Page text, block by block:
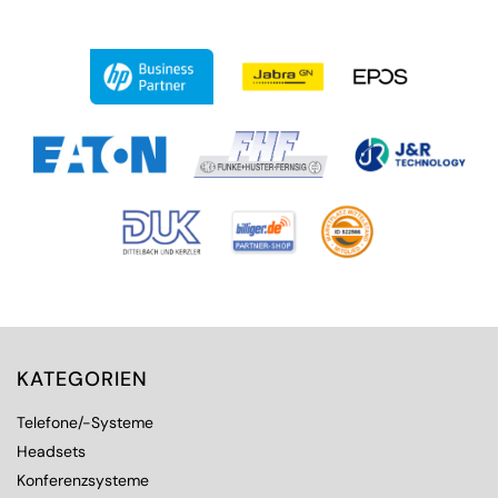
KATEGORIEN
Telefone/-Systeme
Headsets
Konferenzsysteme